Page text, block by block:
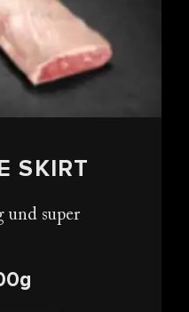
SKIRT
und super